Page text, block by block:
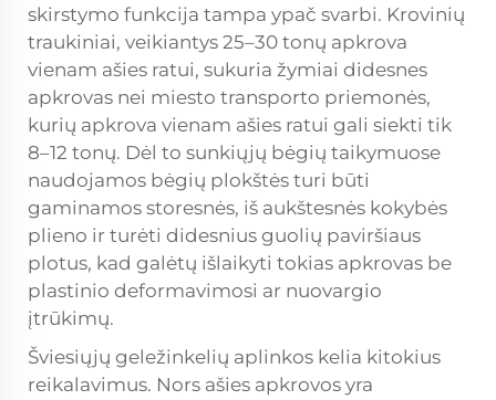
skirstymo funkcija tampa ypač svarbi. Krovinių
traukiniai, veikiantys 25–30 tonų apkrova
vienam ašies ratui, sukuria žymiai didesnes
apkrovas nei miesto transporto priemonės,
kurių apkrova vienam ašies ratui gali siekti tik
8–12 tonų. Dėl to sunkiųjų bėgių taikymuose
naudojamos bėgių plokštės turi būti
gaminamos storesnės, iš aukštesnės kokybės
plieno ir turėti didesnius guolių paviršiaus
plotus, kad galėtų išlaikyti tokias apkrovas be
plastinio deformavimosi ar nuovargio
įtrūkimų.
Šviesiųjų geležinkelių aplinkos kelia kitokius
reikalavimus. Nors ašies apkrovos yra